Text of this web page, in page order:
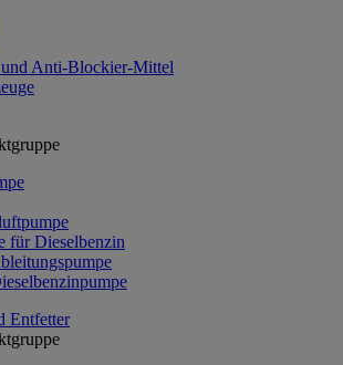
Anti-Blockier-Mittel
für Dieselbenzin
Entfetter